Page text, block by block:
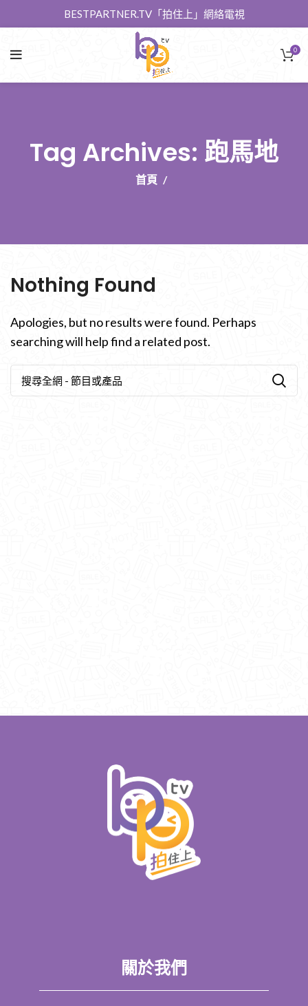
BESTPARTNER.TV「拍住上」網絡電視
0
Tag Archives: 跑馬地
首頁
Nothing Found
Apologies, but no results were found. Perhaps
searching will help find a related post.
關於我們